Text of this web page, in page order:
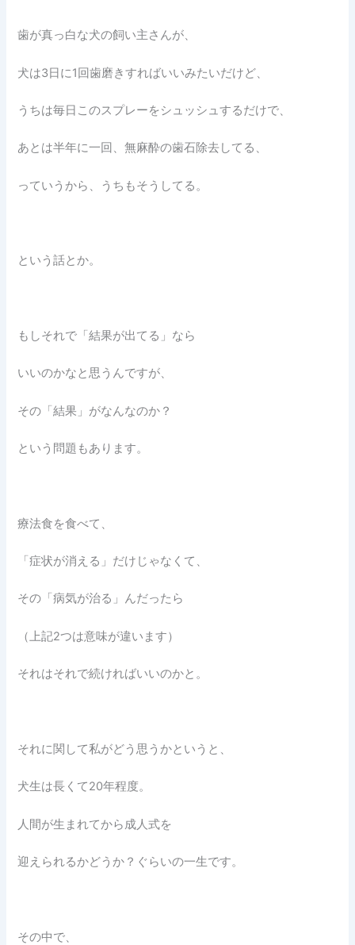
歯が真っ白な犬の飼い主さんが、
犬は3日に1回歯磨きすればいいみたいだけど、
うちは毎日このスプレーをシュッシュするだけで、
あとは半年に一回、無麻酔の歯石除去してる、
っていうから、うちもそうしてる。
という話とか。
もしそれで「結果が出てる」なら
いいのかなと思うんですが、
その「結果」がなんなのか？
という問題もあります。
療法食を食べて、
「症状が消える」だけじゃなくて、
その「病気が治る」んだったら
（上記2つは意味が違います）
それはそれで続ければいいのかと。
それに関して私がどう思うかというと、
犬生は長くて20年程度。
人間が生まれてから成人式を
迎えられるかどうか？ぐらいの一生です。
その中で、